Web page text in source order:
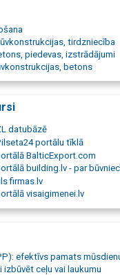
sienas,
betona bloki,
bloki,
bloki,
plātnes,
smagai tehnikai,
betona risinājumi,
betona risinājumi,
betona risinājumi,
betona
infrastruktūras betona
plātnes,
laukumu plātnes,
rūpniecībai,
tirdzniecība
piedevas, izstrādājumi
betons
datubāzē
portālu tīklā
BalticExport.com
building.lv - par
firmas.lv
visaigimenei.lv
efektīvs pamats
izbūvēt ceļu vai laukumu